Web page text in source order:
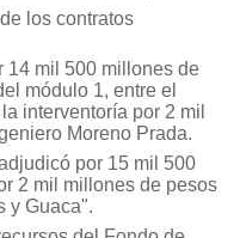
los contratos
14 mil 500 millones de
módulo 1, entre el
interventoría por 2 mil
Moreno Prada.
por 15 mil 500
2 mil millones de pesos
y Guaca".